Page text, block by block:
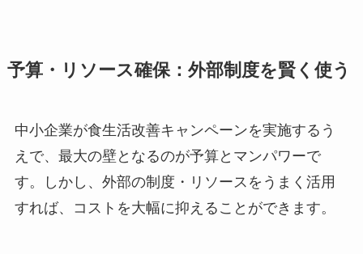
予算・リソース確保：外部制度を賢く使う
中小企業が食生活改善キャンペーンを実施するう
えで、最大の壁となるのが予算とマンパワーで
す。しかし、外部の制度・リソースをうまく活用
すれば、コストを大幅に抑えることができます。